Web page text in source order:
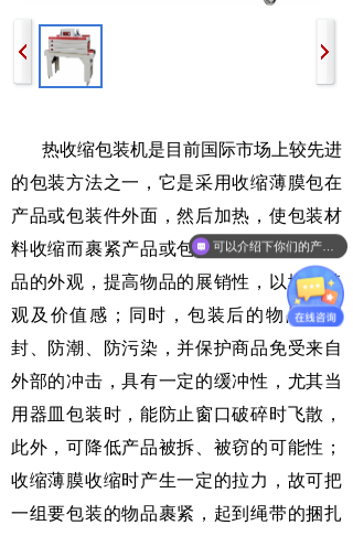
热收缩包装机是目前国际市场上较先进
的包装方法之一，它是采用收缩薄膜包在
产品或包装件外面，然后加热，使包装材
料收缩而裹紧产品或包装件，充分显示物
品的外观，提高物品的展销性，以增加美
观及价值感；同时，包装后的物品能密
封、防潮、防污染，并保护商品免受来自
外部的冲击，具有一定的缓冲性，尤其当
用器皿包装时，能防止窗口破碎时飞散，
此外，可降低产品被拆、被窃的可能性；
收缩薄膜收缩时产生一定的拉力，故可把
一组要包装的物品裹紧，起到绳带的捆扎
可以介绍下你们的产品么？